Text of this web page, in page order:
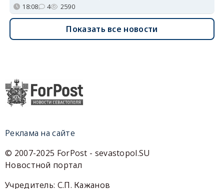
18:08 4 2590
Показать все новости
Реклама на сайте
© 2007-2025 ForPost - sevastopol.SU
Новостной портал
Учредитель: С.П. Кажанов